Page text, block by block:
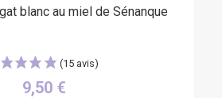
blanc au miel de Sénanque
9,50 €